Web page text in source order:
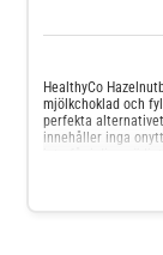
HealthyCo
mjölkchoklad och
perfekta
innehåller inga